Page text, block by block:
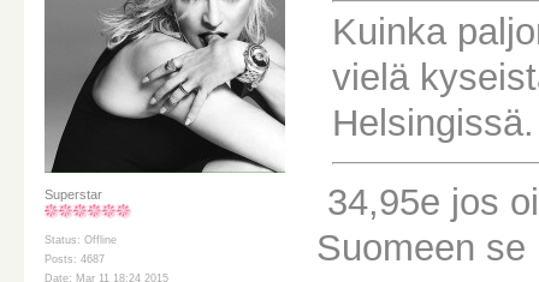
Superstar
Status: Offline
Posts: 4687
Date: Mar 11 18:24 2015
Kuinka
vielä
Helsingissä.
34,95e jos
Suomeen